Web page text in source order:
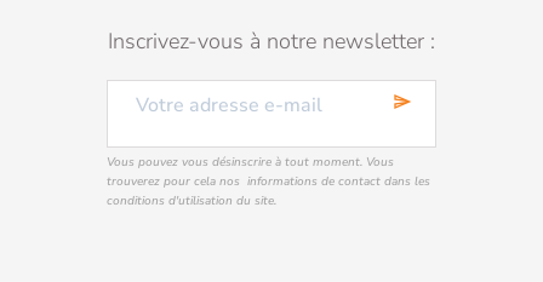
Inscrivez-vous à notre newsletter :
send
Vous pouvez vous désinscrire à tout moment. Vous
trouverez pour cela nos informations de contact dans les
conditions d'utilisation du site.